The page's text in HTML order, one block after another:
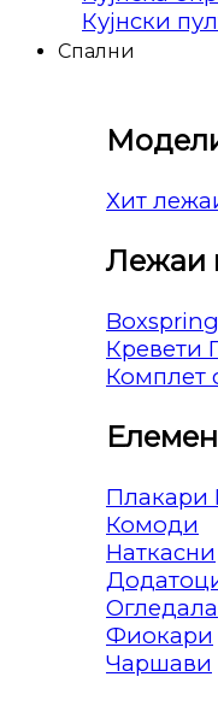
Кујнски
Спални
Хит
Лежаи
Кревети
Комплет
Плакари
Комоди
Наткасни
Огледала
Фиокари
Чаршави